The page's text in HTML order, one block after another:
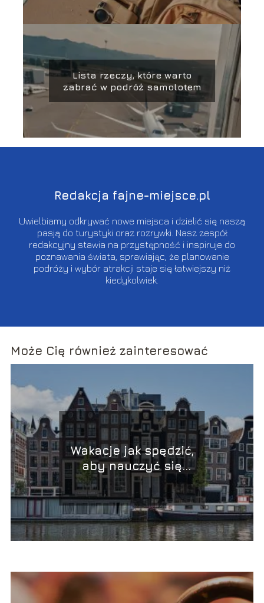
Lista rzeczy, które warto
zabrać w podróż samolotem
Redakcja fajne-miejsce.pl
Uwielbiamy odkrywać nowe miejsca i dzielić się naszą
pasją do turystyki oraz rozrywki. Nasz zespół
redakcyjny stawia na przystępność i inspiruje do
poznawania świata, sprawiając, że planowanie
podróży i wybór atrakcji staje się łatwiejszy niż
kiedykolwiek.
Może Cię również zainteresować
Wakacje jak spędzić,
aby nauczyć się
angielskiego?